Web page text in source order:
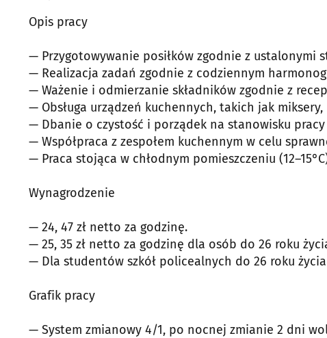
Opis pracy
— Przygotowywanie posiłków zgodnie z ustalonymi
— Realizacja zadań zgodnie z codziennym
— Ważenie i odmierzanie składników zgodnie z
— Obsługa urządzeń kuchennych, takich jak
— Dbanie o czystość i porządek na stanowisku pracy
— Współpraca z zespołem kuchennym w celu
— Praca stojąca w chłodnym pomieszczeniu
Wynagrodzenie
— 24, 47 zł netto za godzinę.
— 25, 35 zł netto za godzinę dla osób do 26 roku
— Dla studentów szkół policealnych do 26 roku
Grafik pracy
— System zmianowy 4/1, po nocnej zmianie 2 dni